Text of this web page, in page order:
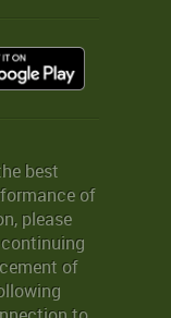
best
of
please
of